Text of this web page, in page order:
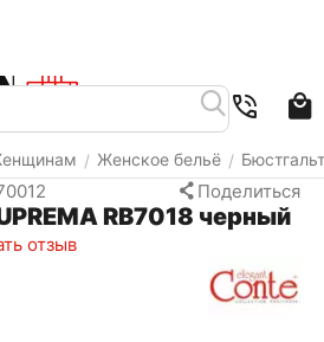
/ Женское бельё /
Поделиться
RB7018 черный
отзыв